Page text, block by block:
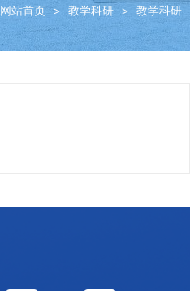
网站首页 > 教学科研 > 教学科研